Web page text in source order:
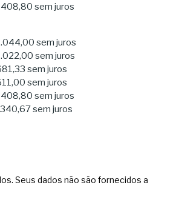
408,80 sem juros
sem juros
sem juros
sem juros
sem juros
408,80 sem juros
sem juros
Seus dados não são fornecidos a